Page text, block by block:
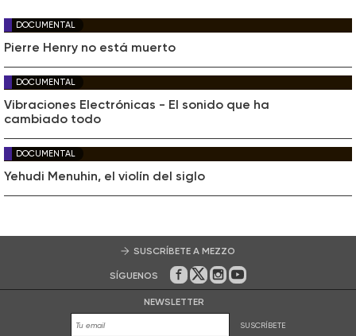
DOCUMENTAL
Pierre Henry no está muerto
DOCUMENTAL
Vibraciones Electrónicas - El sonido que ha
cambiado todo
DOCUMENTAL
Yehudi Menuhin, el violín del siglo
SUSCRÍBETE A MEZZO
SÍGUENOS En Facebook
En Twitter
En Instagram
En Youtube
NEWSLETTER
SUSCRÍBETE